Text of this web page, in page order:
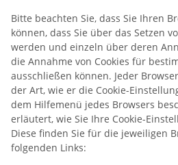
Bitte beachten Sie, dass Sie Ihren
können, dass Sie über das Setzen
werden und einzeln über deren
die Annahme von Cookies für
ausschließen können. Jeder
der Art, wie er die Cookie-
dem Hilfemenü jedes Browsers
erläutert, wie Sie Ihre Cookie-
Diese finden Sie für die jeweiligen
folgenden Links: